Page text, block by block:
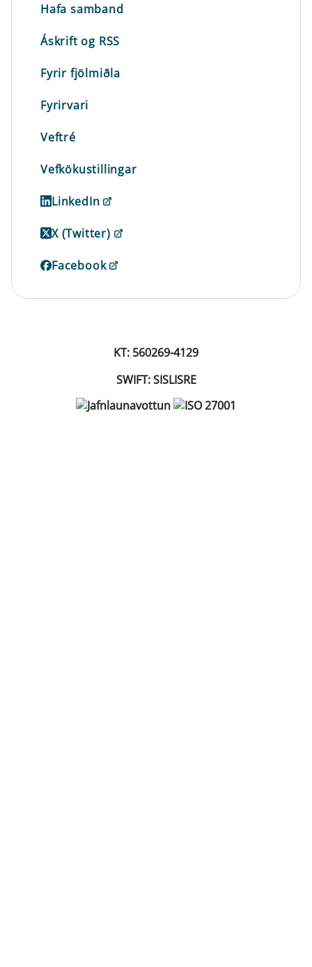
Hafa samband
Áskrift og RSS
Fyrir fjölmiðla
Fyrirvari
Veftré
Vefkökustillingar
LinkedIn
X (Twitter)
Facebook
KT: 560269-4129
SWIFT: SISLISRE